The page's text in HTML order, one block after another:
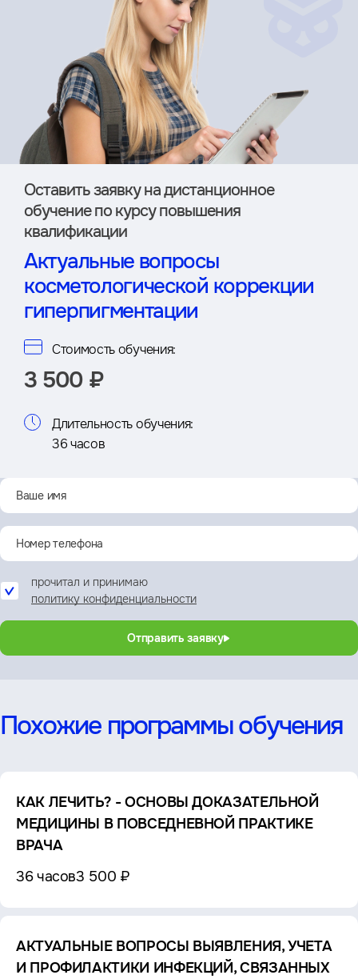
Оставить заявку на дистан­ционное
обучение по курсу повышения
квалификации
Актуальные вопросы
косметологической коррекции
гиперпигментации
Стоимость обучения:
3 500 ₽
Длительность обучения:
36 часов
прочитал и принимаю
политику конфиденциальности
Отправить заявку
Похожие программы обучения
КАК ЛЕЧИТЬ? - ОСНОВЫ ДОКАЗАТЕЛЬНОЙ
МЕДИЦИНЫ В ПОВСЕДНЕВНОЙ ПРАКТИКЕ
ВРАЧА
36 часов3 500 ₽
АКТУАЛЬНЫЕ ВОПРОСЫ ВЫЯВЛЕНИЯ, УЧЕТА
И ПРОФИЛАКТИКИ ИНФЕКЦИЙ, СВЯЗАННЫХ